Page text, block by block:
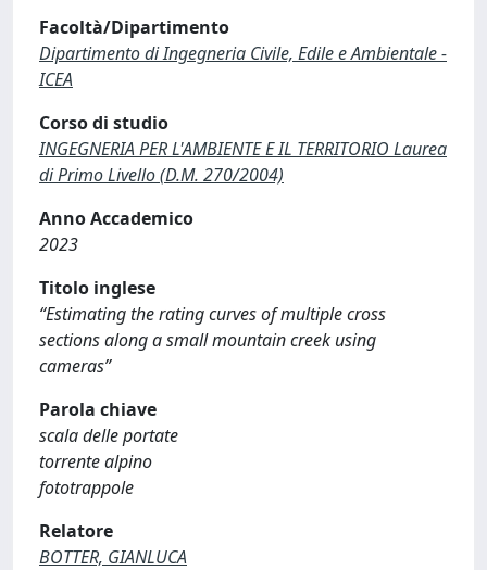
Facoltà/Dipartimento
Dipartimento di Ingegneria Civile, Edile e Ambientale -
ICEA
Corso di studio
INGEGNERIA PER L'AMBIENTE E IL TERRITORIO Laurea
di Primo Livello (D.M. 270/2004)
Anno Accademico
2023
Titolo inglese
“Estimating the rating curves of multiple cross
sections along a small mountain creek using
cameras”
Parola chiave
scala delle portate
torrente alpino
fototrappole
Relatore
BOTTER, GIANLUCA